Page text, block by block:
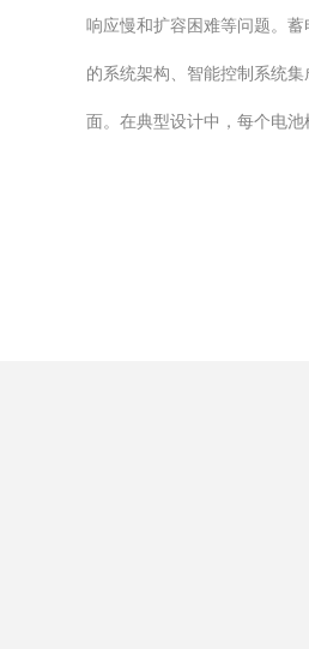
响应慢和扩容困难等问题。
的系统架构、智能控制系统
面。在典型设计中，每个电